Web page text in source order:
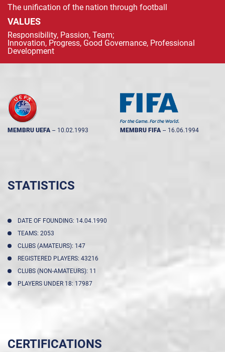
The unification of the nation through football
VALUES
Responsibility, Passion, Team;
Innovation, Progress, Good Governance, Professional
Development
MEMBRU UEFA -- 10.02.1993 MEMBRU FIFA -- 16.06.1994
STATISTICS
DATE OF FOUNDING: 14.04.1990
TEAMS: 2053
CLUBS (AMATEURS): 147
REGISTERED PLAYERS: 43216
CLUBS (NON-AMATEURS): 11
PLAYERS UNDER 18: 17987
CERTIFICATIONS